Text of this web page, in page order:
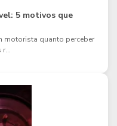
5 motivos que
motorista quanto perceber